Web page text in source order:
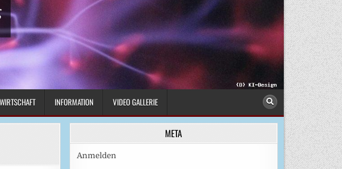
WIRTSCHAFT INFORMATION VIDEO GALLERIE
META
Anmelden